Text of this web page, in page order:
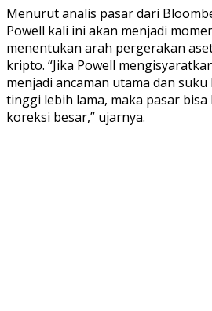
Menurut analis pasar dari
Powell kali ini akan menjadi
menentukan arah pergerakan
kripto. “Jika Powell
menjadi ancaman utama dan
tinggi lebih lama, maka pasar
koreksi besar,” ujarnya.